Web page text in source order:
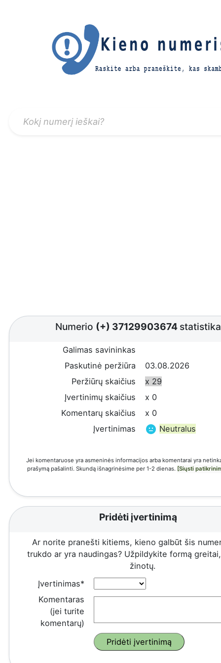
Numerio (+) 37129903674 statistika
Galimas savininkas
Paskutinė peržiūra
03.08.2026
Peržiūrų skaičius
x 29
Įvertinimų skaičius
x 0
Komentarų skaičius
x 0
Įvertinimas
Neutralus
Jei komentaruose yra asmeninės informacijos arba komentarai yra
prašymą pašalinti. Skundą išnagrinėsime per 1-2 dienas. [Siųsti
Pridėti įvertinimą
Ar norite pranešti kitiems, kieno galbūt šis
trukdo ar yra naudingas? Užpildykite formą
žinotų.
Įvertinimas*
Komentaras
(jei turite
komentarų)